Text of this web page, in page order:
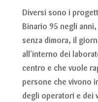
Diversi sono i
Binario 95 negli
senza dimora, il
all’interno dei
centro e che vuole
persone che vivono
degli operatori e dei